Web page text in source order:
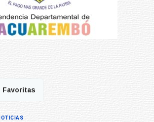
Favoritas